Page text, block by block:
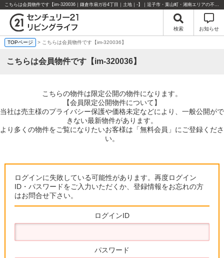
こちらは会員物件です【im-320036｜鎌倉市扇ガ谷4丁目｜土地｜-】｜逗子市・葉山町・湘南エリアの不動産のことならセンチュリー21リビングライフにお任せください！
検索 お知らせ
TOPページ > こちらは会員物件です【im-320036】
こちらは会員物件です【im-320036】
こちらの物件は限定公開の物件になります。
【会員限定公開物件について】
当社は売主様のプライバシー保護や価格未定などにより、一般公開がで
きない最新物件があります。
より多くの物件をご覧になりたいお客様は「無料会員」にご登録くださ
い。
ログインに失敗している可能性があります。再度ログイン
ID・パスワードをご入力いただくか、登録情報をお忘れの方
はお問合せ下さい。
ログインID
パスワード